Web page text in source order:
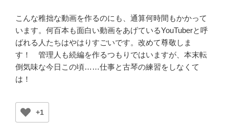
こんな稚拙な動画を作るのにも、通算何時間もかかって
います。何百本も面白い動画をあげているYouTuberと呼
ばれる人たちはやはりすごいです。改めて尊敬しま
す！ 管理人も続編を作るつもりではいますが、本末転
倒気味な今日この頃……仕事と古琴の練習をしなくて
は！
+1